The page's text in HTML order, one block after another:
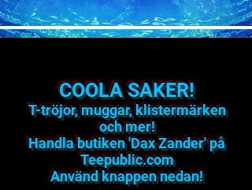
COOLA SAKER!
T-tröjor, muggar, klistermärken
och mer!
Handla butiken 'Dax Zander' på
Teepublic.com
Använd knappen nedan!